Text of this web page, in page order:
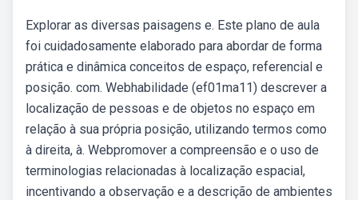
Explorar as diversas paisagens e. Este plano de aula
foi cuidadosamente elaborado para abordar de forma
prática e dinâmica conceitos de espaço, referencial e
posição. com. Webhabilidade (ef01ma11) descrever a
localização de pessoas e de objetos no espaço em
relação à sua própria posição, utilizando termos como
à direita, à. Webpromover a compreensão e o uso de
terminologias relacionadas à localização espacial,
incentivando a observação e a descrição de ambientes